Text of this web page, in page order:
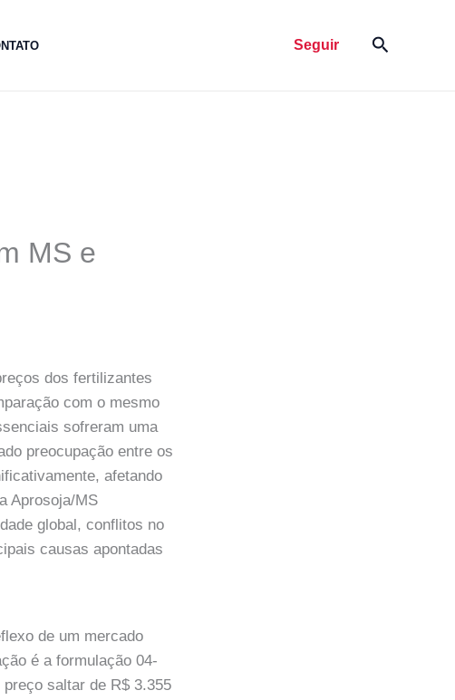
Seguir Pesquisar
MS e
dos fertilizantes
com o mesmo
sofreram uma
preocupação entre os
afetando
Aprosoja/MS
global, conflitos no
causas apontadas
de um mercado
é a formulação 04-
saltar de R$ 3.355